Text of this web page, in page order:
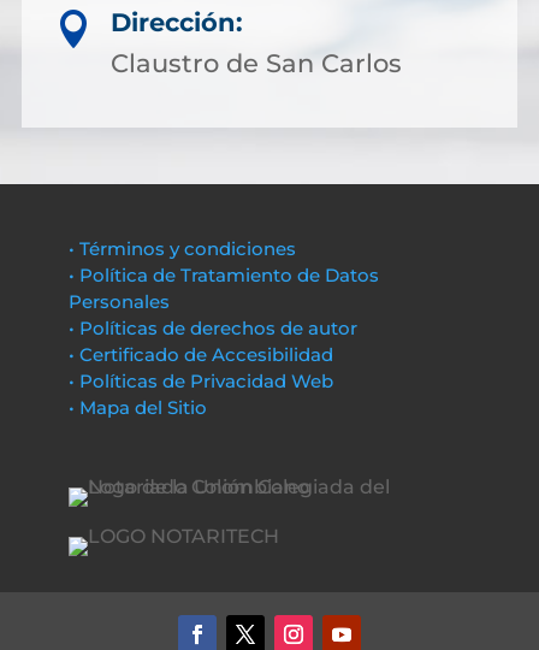

Dirección:
Claustro de San Carlos
• Términos y condiciones
• Política de Tratamiento de Datos
Personales
• Políticas de derechos de autor
• Certificado de Accesibilidad
• Políticas de Privacidad Web
• Mapa del Sitio